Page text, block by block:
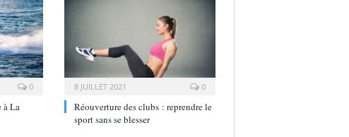
0
à La
8 JUILLET 2021 0
Réouverture des clubs : reprendre le
sport sans se blesser